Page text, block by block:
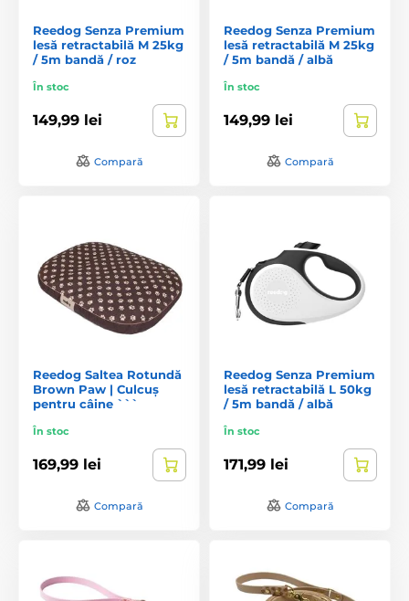
Reedog Senza Premium
lesă retractabilă M 25kg
/ 5m bandă / roz
În stoc
149,99 lei
Compară
Reedog Senza Premium
lesă retractabilă M 25kg
/ 5m bandă / albă
În stoc
149,99 lei
Compară
Reedog Saltea Rotundă
Brown Paw | Culcuș
pentru câine ```
În stoc
169,99 lei
Compară
Reedog Senza Premium
lesă retractabilă L 50kg
/ 5m bandă / albă
În stoc
171,99 lei
Compară